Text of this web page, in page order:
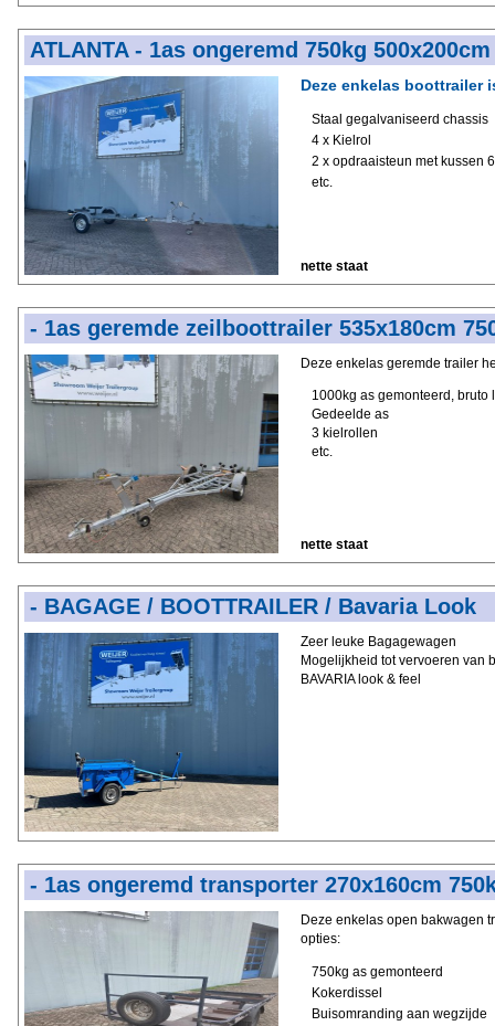
ATLANTA - 1as ongeremd 750kg 500x200cm
Deze enkelas boottrailer
Staal gegalvaniseerd chassis
4 x Kielrol
2 x opdraaisteun met kussen
etc.
nette staat
- 1as geremde zeilboottrailer 535x180cm
Deze enkelas geremde trailer
1000kg as gemonteerd, bruto
Gedeelde as
3 kielrollen
etc.
nette staat
- BAGAGE / BOOTTRAILER / Bavaria Look
Zeer leuke Bagagewagen
Mogelijkheid tot vervoeren van
BAVARIA look & feel
- 1as ongeremd transporter 270x160cm
Deze enkelas open bakwagen
opties:
750kg as gemonteerd
Kokerdissel
Buisomranding aan wegzijde